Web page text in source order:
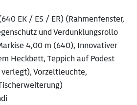
EK / ES / ER) (Rahmenfenster,
und Verdunklungsrollo
4,00 m (640), Innovativer
Heckbett, Teppich auf Podest
Vorzeltleuchte,